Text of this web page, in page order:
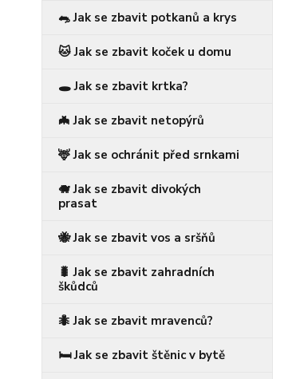
🐀 Jak se zbavit potkanů a krys
🐱 Jak se zbavit koček u domu
🕳️ Jak se zbavit krtka?
🦇 Jak se zbavit netopýrů
🦌 Jak se ochránit před srnkami
🐗 Jak se zbavit divokých
prasat
🐝 Jak se zbavit vos a sršňů
🐛 Jak se zbavit zahradních
škůdců
🐜 Jak se zbavit mravenců?
🛏️ Jak se zbavit štěnic v bytě